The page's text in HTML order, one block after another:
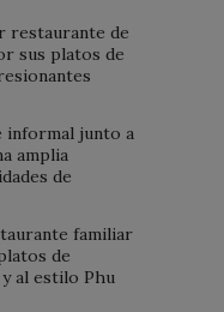
restaurante de
sus platos de
informal junto a
amplia
de
familiar
de
al estilo Phu